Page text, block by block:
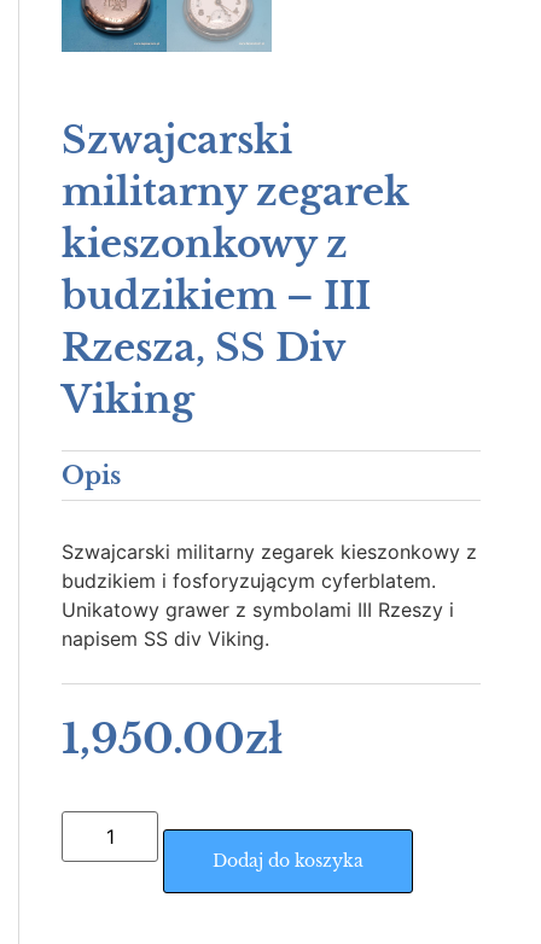
Szwajcarski
militarny zegarek
kieszonkowy z
budzikiem – III
Rzesza, SS Div
Viking
Opis
Szwajcarski militarny zegarek kieszonkowy z
budzikiem i fosforyzującym cyferblatem.
Unikatowy grawer z symbolami III Rzeszy i
napisem SS div Viking.
1,950.00zł
Dodaj do koszyka